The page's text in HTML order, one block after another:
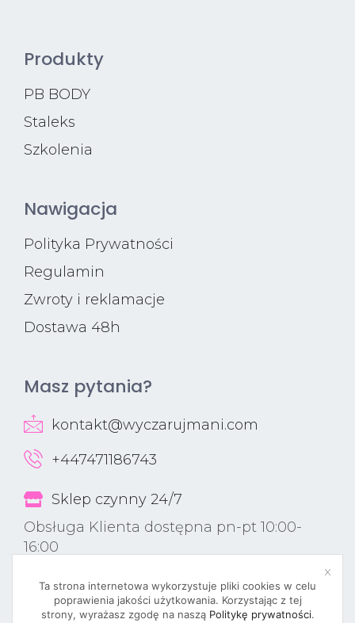
Ta strona internetowa wykorzystuje pliki cookies w celu
poprawienia jakości użytkowania. Korzystając z tej
strony, wyrażasz zgodę na naszą Politykę prywatności.
Produkty
PB BODY
Staleks
Szkolenia
Nawigacja
Polityka Prywatności
Regulamin
Zwroty i reklamacje
Dostawa 48h
Masz pytania?
kontakt@wyczarujmani.com
+447471186743
Sklep czynny 24/7
Obsługa Klienta dostępna pn-pt 10:00-
16:00